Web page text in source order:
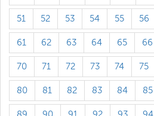
51 52 53 54 55 56
61 62 63 64 65 66
70 71 72 73 74 75
80 81 82 83 84 85